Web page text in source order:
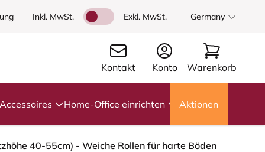
Inkl. MwSt. Exkl. MwSt. Germany
Kontakt Konto Warenkorb
Accessoires Home-Office einrichten Aktionen
40-55cm) - Weiche Rollen für harte Böden